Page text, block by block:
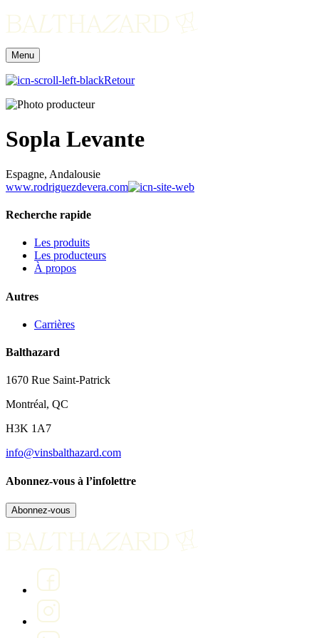
Menu
Retour
Sopla Levante
Espagne, Andalousie
www.rodriguezdevera.com
Recherche rapide
Les produits
Les producteurs
À propos
Autres
Carrières
Balthazard
1670 Rue Saint-Patrick
Montréal, QC
H3K 1A7
info@vinsbalthazard.com
Abonnez-vous à l’infolettre
Abonnez-vous